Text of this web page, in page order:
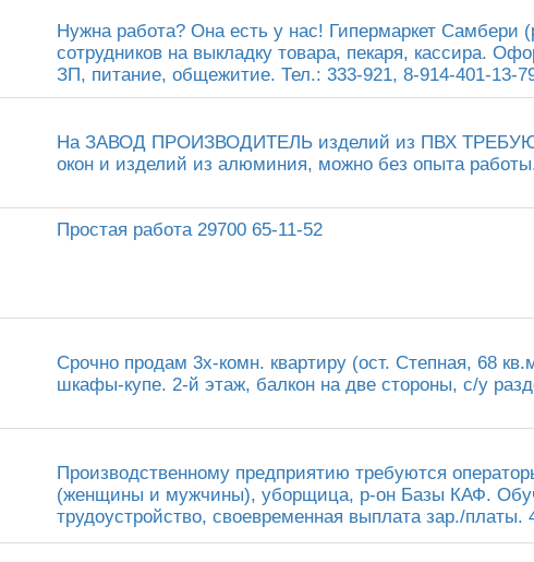
Нужна работа? Она есть у нас! Гипермаркет Самбери
сотрудников на выкладку товара, пекаря, кассира.
ЗП, питание, общежитие. Тел.: 333-921, 8-914-401-13-
На ЗАВОД ПРОИЗВОДИТЕЛЬ изделий из ПВХ
окон и изделий из алюминия, можно без опыта
Простая работа 29700 65-11-52
Срочно продам 3х-комн. квартиру (ост. Степная, 68
шкафы-купе. 2-й этаж, балкон на две стороны, с/у
Производственному предприятию требуются
(женщины и мужчины), уборщица, р-он Базы КАФ.
трудоустройство, своевременная выплата зар./платы.